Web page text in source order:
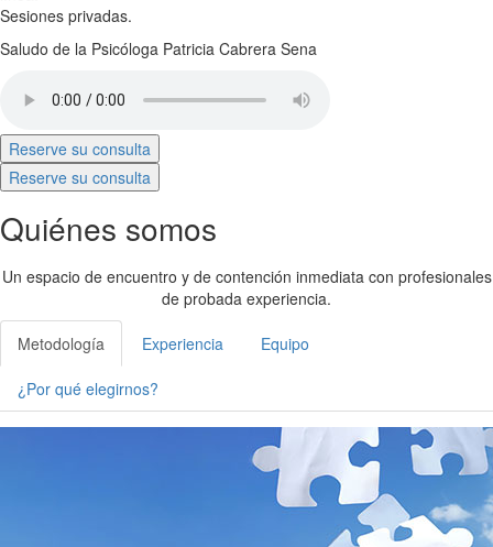
Sesiones privadas.
Saludo de la Psicóloga Patricia Cabrera Sena
Reserve su consulta
Reserve su consulta
Quiénes somos
Un espacio de encuentro y de contención inmediata con profesionales
de probada experiencia.
Metodología Experiencia Equipo
¿Por qué elegirnos?